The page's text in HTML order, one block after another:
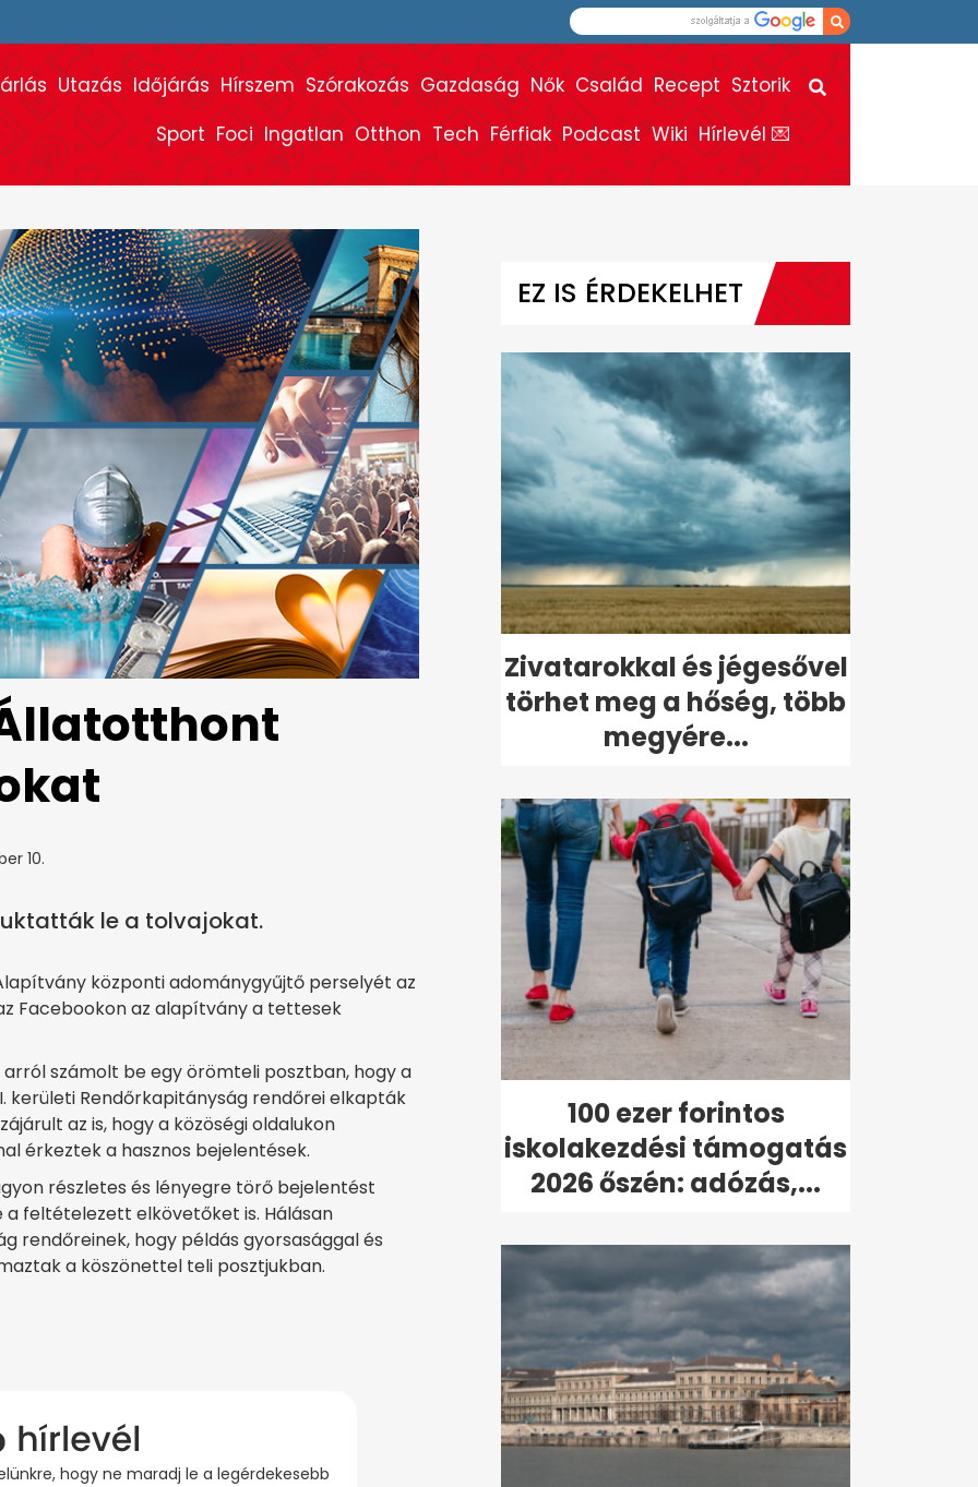
Utazás Időjárás Hírszem Szórakozás Gazdaság Nők Család Recept Sztorik
Sport Foci Ingatlan Otthon Tech Férfiak Podcast Wiki Hírlevél 💌
10.
le a tolvajokat.
központi adománygyűjtő perselyét az
Facebookon az alapítvány a tettesek
számolt be egy örömteli posztban, hogy a
kerületi Rendőrkapitányság rendőrei elkapták
az is, hogy a közöségi oldalukon
érkeztek a hasznos bejelentések.
részletes és lényegre törő bejelentést
feltételezett elkövetőket is. Hálásan
rendőreinek, hogy példás gyorsasággal és
a köszönettel teli posztjukban.
hogy ne maradj le a legérdekesebb
EZ IS ÉRDEKELHET
Zivatarokkal és jégesővel
törhet meg a hőség, több
megyére...
100 ezer forintos
iskolakezdési támogatás
2026 őszén: adózás,...